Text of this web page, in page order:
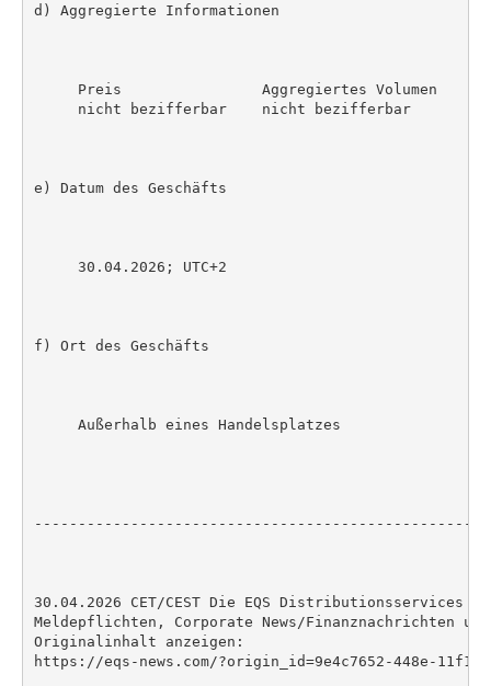
d) Aggregierte Informationen
     Preis                Aggregiertes Volumen
     nicht bezifferbar    nicht bezifferbar
e) Datum des Geschäfts
     30.04.2026; UTC+2
f) Ort des Geschäfts
     Außerhalb eines Handelsplatzes
30.04.2026 CET/CEST Die EQS Distributionsservices
Meldepflichten, Corporate News/Finanznachrichten
Originalinhalt anzeigen:
https://eqs-news.com/?origin_id=9e4c7652-448e-11f1-